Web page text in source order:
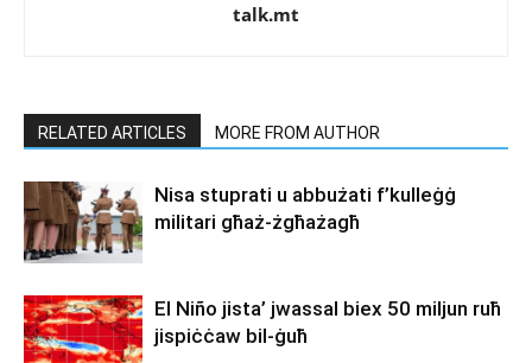
talk.mt
RELATED ARTICLES MORE FROM AUTHOR
Nisa stuprati u abbużati f’kulleġġ
militari għaż-żgħażagħ
El Niño jista’ jwassal biex 50 miljun ruħ
jispiċċaw bil-ġuħ